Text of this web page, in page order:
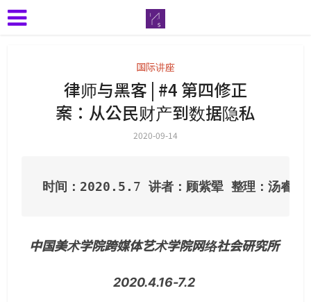
国际讲座
律师与黑客 | #4 第四修正
案：从公民财产到数据隐私
2020-09-14
时间：2020.5. 7 讲者：顾紫翚 整理：汤睿
中国美术学院跨媒体艺术学院网络社会研究所
2020.4.16-7.2